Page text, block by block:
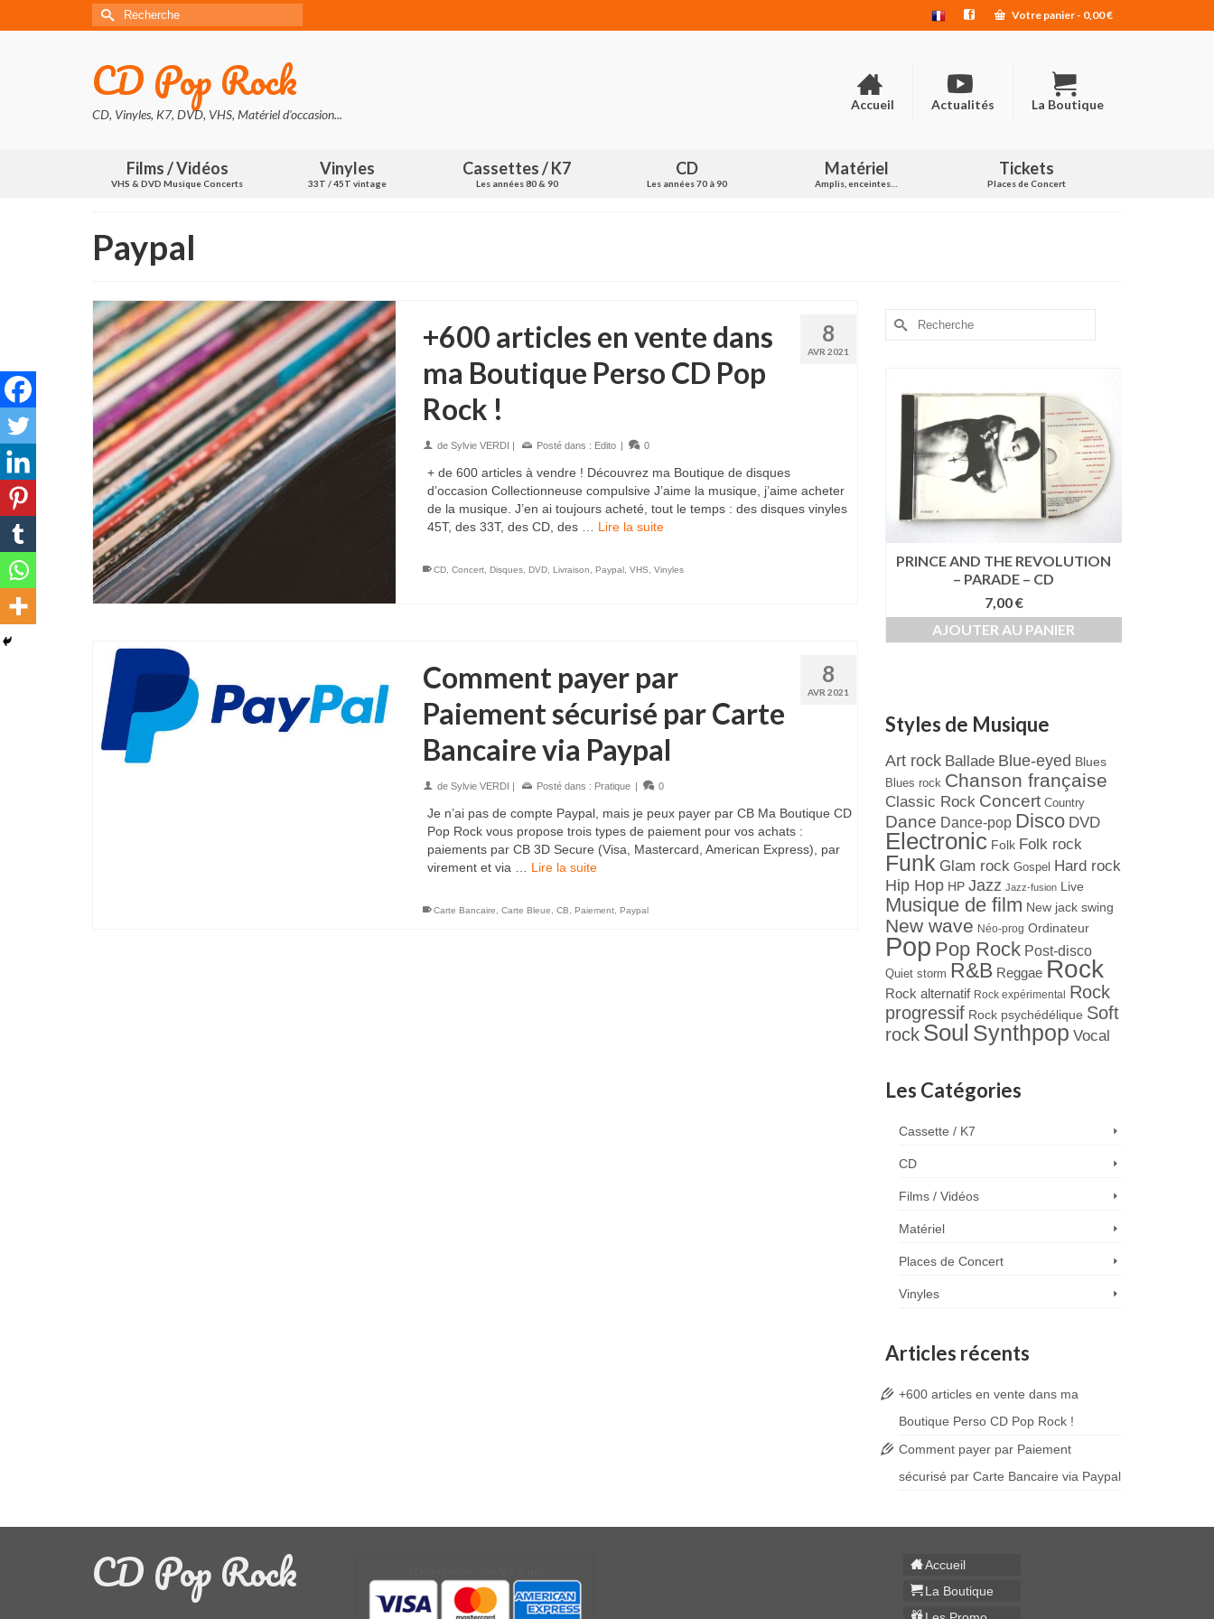
Votre panier - 0,00€
Rechercher :
CD Pop Rock
CD, Vinyles, K7, DVD, VHS, Matériel d'occasion...
Accueil Actualités La Boutique
Films / Vidéos
VHS & DVD Musique Concerts
Vinyles
33T / 45T vintage
Cassettes / K7
Les années 80 & 90
CD
Les années 70 à 90
Matériel
Amplis, enceintes…
Tickets
Places de Concert
Paypal
8
AVR 2021
+600 articles en vente dans
ma Boutique Perso CD Pop
Rock !
de Sylvie VERDI | Posté dans : Edito | 0
+ de 600 articles à vendre ! Découvrez ma Boutique de disques
d’occasion Collectionneuse compulsive J’aime la musique, j’aime acheter
de la musique. J’en ai toujours acheté, tout le temps : des disques vinyles
45T, des 33T, des CD, des … Lire la suite
CD, Concert, Disques, DVD, Livraison Paypal, VHS Vinyles
8
AVR 2021
Comment payer par
Paiement sécurisé par Carte
Bancaire via Paypal
de Sylvie VERDI | Posté dans : Pratique | 0
Je n’ai pas de compte Paypal, mais je peux payer par CB Ma Boutique CD
Pop Rock vous propose trois types de paiement pour vos achats :
paiements par CB 3D Secure (Visa, Mastercard, American Express), par
virement et via … Lire la suite
Carte Bancaire Carte Bleue CB Paiement, Paypal
Rechercher :
PRINCE AND THE REVOLUTION
– PARADE – CD
7,00€
AJOUTER AU PANIER
Styles de Musique
Art rock Ballade Blue-eyed Blues
Blues rock Chanson française
Classic Rock Concert Country
Dance Dance-pop Disco DVD
Electronic Folk Folk rock
Funk Glam rock Gospel Hard rock
Hip Hop HP Jazz Jazz-fusion Live
Musique de film New jack swing
New wave Néo-prog Ordinateur
Pop Pop Rock Post-disco
Quiet storm R&B Reggae Rock
Rock alternatif Rock expérimental Rock
progressif Rock psychédélique Soft
rock Soul Synthpop Vocal
Les Catégories
Cassette / K7
CD
Films / Vidéos
Matériel
Places de Concert
Vinyles
Articles récents
+600 articles en vente dans ma
Boutique Perso CD Pop Rock !
Comment payer par Paiement
sécurisé par Carte Bancaire via Paypal
CD Pop Rock
Accueil
La Boutique